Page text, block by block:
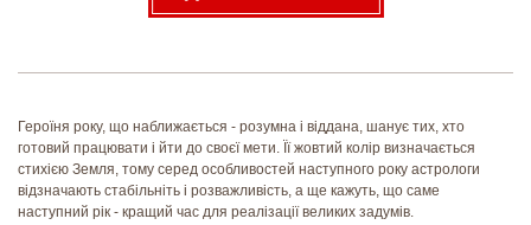
Героїня року, що наближається - розумна і віддана, шанує тих, хто
готовий працювати і йти до своєї мети. Її жовтий колір визначається
стихією Земля, тому серед особливостей наступного року астрологи
відзначають стабільніть і розважливість, а ще кажуть, що саме
наступний рік - кращий час для реалізації великих задумів.